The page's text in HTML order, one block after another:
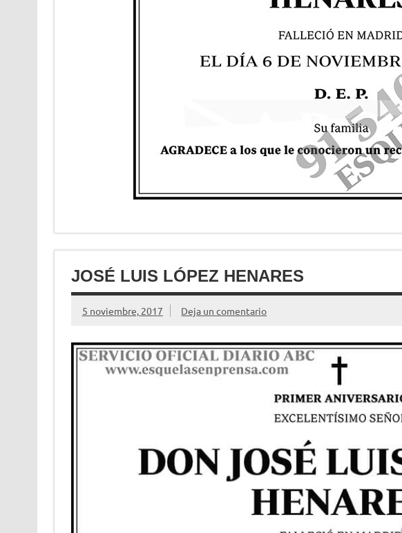
JOSÉ LUIS LÓPEZ HENARES
5 noviembre, 2017 Deja un comentario